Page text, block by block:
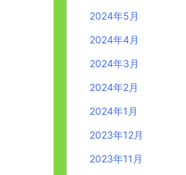
2024年5月
2024年4月
2024年3月
2024年2月
2024年1月
2023年12月
2023年11月